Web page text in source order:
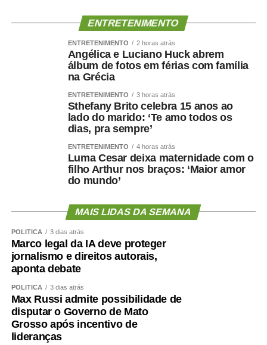
Ao concluir, Maluf disse que deixa a situação com a
consciência tranquila e atribuiu a responsabilidade pela
decisão aos responsáveis pela mudança.
rigorosamente aquilo que assumi. Outros terão de
responder pelas escolhas que fizeram e pela maneira
como decidiram fazê-las.”
Nota na íntegra:
Política se faz com responsabilidade, compromisso,
Wellington Fagundes e o Partido Liberal de Mato Grosso
demonstraram enorme dificuldade em compreender o
significado desses princípios – o que só contribui para
apodrecer a boa política.
Aceitei o convite para integrar, como candidato a vice-
governador, a chapa liderada pelo senador Wellington
Fagundes. A decisão não foi fruto de uma conversa
informal ou de uma possibilidade lançada ao acaso. Foi
uma escolha política apresentada, construída e
ENTRETENIMENTO
ENTRETENIMENTO 2 horas atrás
Angélica e Luciano Huck abrem
álbum de fotos em férias com família
na Grécia
ENTRETENIMENTO 3 horas atrás
Sthefany Brito celebra 15 anos ao
lado do marido: ‘Te amo todos os
dias, pra sempre’
ENTRETENIMENTO 4 horas atrás
Luma Cesar deixa maternidade com o
filho Arthur nos braços: ‘Maior amor
do mundo’
MAIS LIDAS DA SEMANA
POLÍTICA 3 dias atrás
Marco legal da IA deve proteger
jornalismo e direitos autorais,
aponta debate
POLÍTICA 3 dias atrás
Max Russi admite possibilidade de
disputar o Governo de Mato
Grosso após incentivo de
lideranças